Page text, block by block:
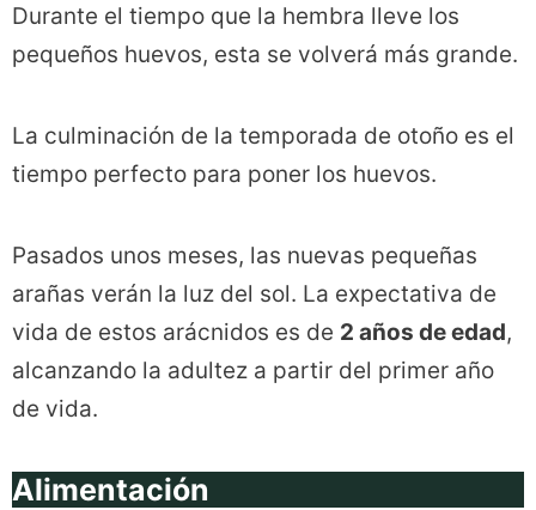
Durante el tiempo que la hembra lleve los
pequeños huevos, esta se volverá más grande.
La culminación de la temporada de otoño es el
tiempo perfecto para poner los huevos.
Pasados unos meses, las nuevas pequeñas
arañas verán la luz del sol. La expectativa de
vida de estos arácnidos es de 2 años de edad,
alcanzando la adultez a partir del primer año
de vida.
Alimentación